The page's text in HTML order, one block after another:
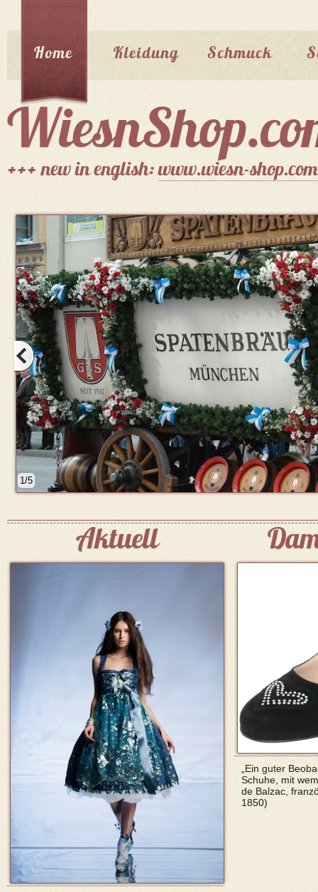
Home Kleidung Schmuck
+++ new in english:www.wiesn-shop.com
1/5
Aktuell
„Ein guter
Schuhe, mit
de Balzac,
1850)